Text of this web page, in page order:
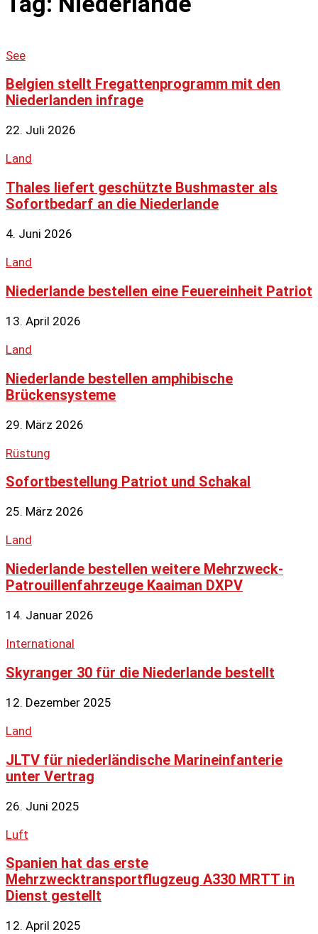
See
Belgien stellt Fregattenprogramm mit den
Niederlanden infrage
22. Juli 2026
Land
Thales liefert geschützte Bushmaster als
Sofortbedarf an die Niederlande
4. Juni 2026
Land
Niederlande bestellen eine Feuereinheit Patriot
13. April 2026
Land
Niederlande bestellen amphibische
Brückensysteme
29. März 2026
Rüstung
Sofortbestellung Patriot und Schakal
25. März 2026
Land
Niederlande bestellen weitere Mehrzweck-
Patrouillenfahrzeuge Kaaiman DXPV
14. Januar 2026
International
Skyranger 30 für die Niederlande bestellt
12. Dezember 2025
Land
JLTV für niederländische Marineinfanterie
unter Vertrag
26. Juni 2025
Luft
Spanien hat das erste
Mehrzwecktransportflugzeug A330 MRTT in
Dienst gestellt
12. April 2025